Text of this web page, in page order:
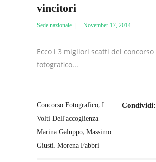
vincitori
Sede nazionale November 17, 2014
Ecco i 3 migliori scatti del concorso
fotografico...
Concorso Fotografico, I
Volti Dell'accoglienza,
Marina Galuppo, Massimo
Giusti, Morena Fabbri
Condividi: